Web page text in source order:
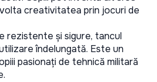
creativitatea prin jocuri de
rezistente și sigure, tancul
îndelungată. Este un
pasionați de tehnică militară